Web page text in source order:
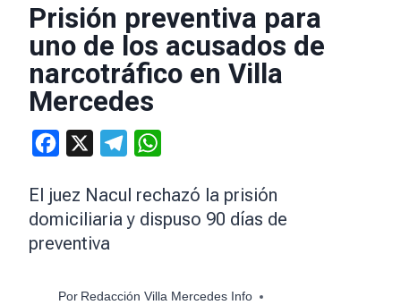
Prisión preventiva para
uno de los acusados de
narcotráfico en Villa
Mercedes
Facebook Telegram
El juez Nacul rechazó la prisión
domiciliaria y dispuso 90 días de
preventiva
Por Redacción Villa Mercedes Info